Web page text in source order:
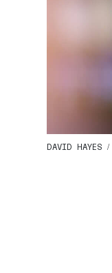
DAVID